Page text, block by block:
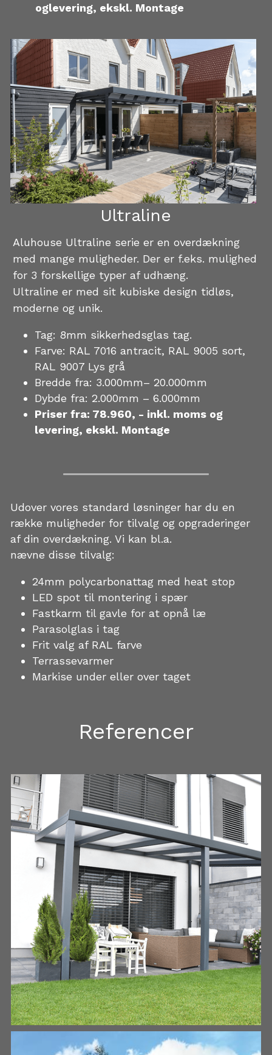
oglevering, ekskl. Montage
Ultraline
Aluhouse Ultraline serie er en overdækning
med mange muligheder. Der er f.eks. mulighed
for 3 forskellige typer af udhæng.
Ultraline er med sit kubiske design tidløs,
moderne og unik.
Tag: 8mm sikkerhedsglas tag.
Farve: RAL 7016 antracit, RAL 9005 sort,
RAL 9007 Lys grå
Bredde fra: 3.000mm– 20.000mm
Dybde fra: 2.000mm – 6.000mm
Priser fra: 78.960, - inkl. moms og
levering, ekskl. Montage
Udover vores standard løsninger har du en
række muligheder for tilvalg og opgraderinger
af din overdækning. Vi kan bl.a.
nævne disse tilvalg:
24mm polycarbonattag med heat stop
LED spot til montering i spær
Fastkarm til gavle for at opnå læ
Parasolglas i tag
Frit valg af RAL farve
Terrassevarmer
Markise under eller over taget
Referencer